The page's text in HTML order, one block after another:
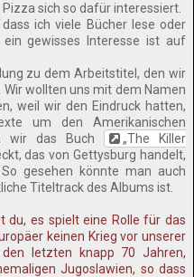
sich so dafür interessiert.
ich viele Bücher lese oder
ein gewisses Interesse ist auf
zu dem Arbeitstitel, den wir
wollten uns mit dem Namen
weil wir den Eindruck hatten,
um den Amerikanischen
wir das Buch
„The Killer
das von Gettysburg handelt,
gesehen könnte man auch
Titeltrack des Albums ist.
du, es spielt eine Rolle für das
keinen Krieg vor unserer
letzten knapp 70 Jahren,
Jugoslawien, so dass